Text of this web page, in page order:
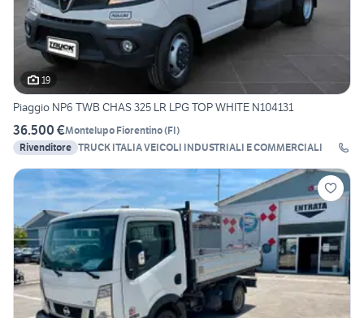
19
Piaggio NP6 TWB CHAS 325 LR LPG TOP WHITE N104131
36.500 €Montelupo Fiorentino(FI)
Rivenditore TRUCK ITALIA VEICOLI INDUSTRIALI E COMMERCIALI